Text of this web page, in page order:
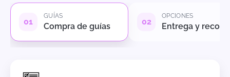
GUÍAS
Compra de guías
OPCIONES
Entrega y